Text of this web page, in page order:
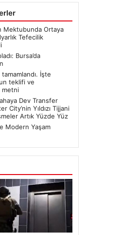
Mektubunda Ortaya
Tefecilik
Bursa’da
İşte
teklifi ve
metni
Dev Transfer
City’nin Yıldızı Tijjani
Artık Yüzde Yüz
Modern Yaşam